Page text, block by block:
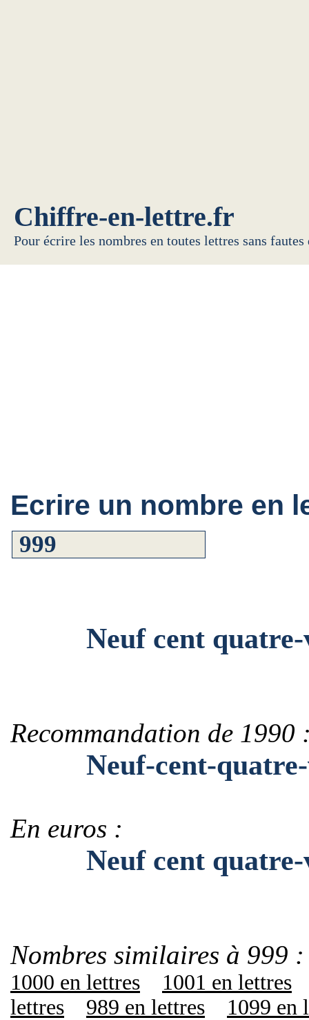
Chiffre-en-lettre.fr
Pour écrire les nombres en toutes lettres sans
Ecrire un nombre en
Neuf cent quatre-
Recommandation de 1990
Neuf-cent-quatre-
En euros :
Neuf cent quatre-
Nombres similaires à 999 :
1000 en lettres
1001 en lettres
lettres
989 en lettres 1099 en